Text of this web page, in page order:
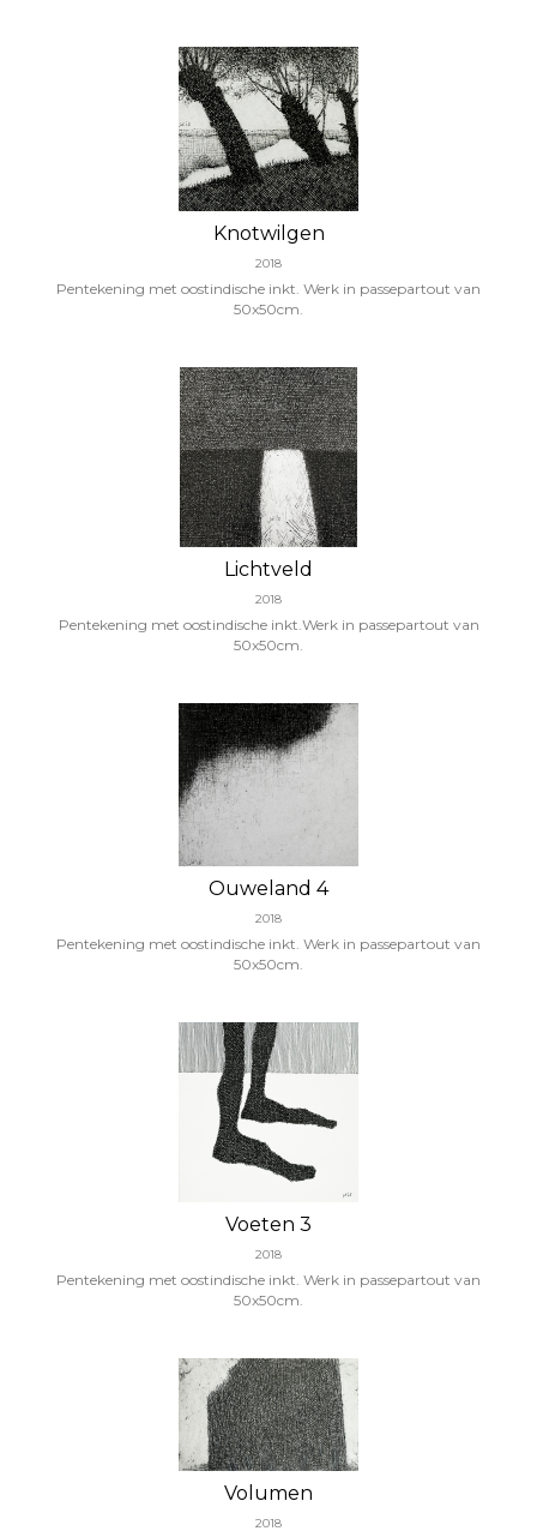
Knotwilgen
2018
Pentekening met oostindische inkt. Werk in passepartout van
50x50cm.
Lichtveld
2018
Pentekening met oostindische inkt.Werk in passepartout van
50x50cm.
Ouweland 4
2018
Pentekening met oostindische inkt. Werk in passepartout van
50x50cm.
Voeten 3
2018
Pentekening met oostindische inkt. Werk in passepartout van
50x50cm.
Volumen
2018